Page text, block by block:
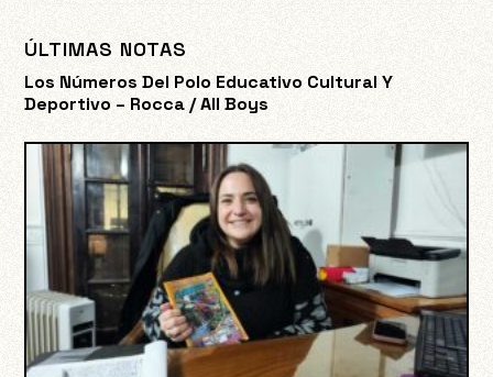
ÚLTIMAS NOTAS
Los Números Del Polo Educativo Cultural Y
Deportivo – Rocca / All Boys